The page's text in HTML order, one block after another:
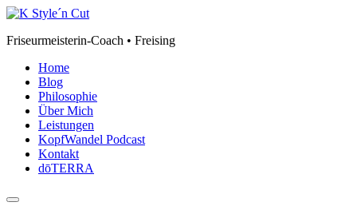
Zum
springen
Friseurmeisterin-Coach • Freising
Home
Blog
Philosophie
Über Mich
Leistungen
KopfWandel Podcast
Kontakt
dōTERRA